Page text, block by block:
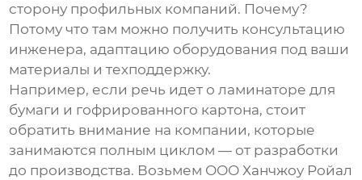
сторону профильных компаний. Почему?
Потому что там можно получить консультацию
инженера, адаптацию оборудования под ваши
материалы и техподдержку.
Например, если речь идет о ламинаторе для
бумаги и гофрированного картона, стоит
обратить внимание на компании, которые
занимаются полным циклом — от разработки
до производства. Возьмем ООО Ханчжоу Ройал